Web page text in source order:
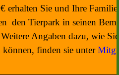
erhalten Sie und Ihre
den Tierpark in seinen
Angaben dazu, wie
finden sie unter